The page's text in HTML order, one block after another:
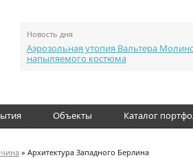
Новость дня
Аэрозольная утопия Вальтера
напыляемого костюма
Объекты Каталог
» Архитектура Западного Берлина